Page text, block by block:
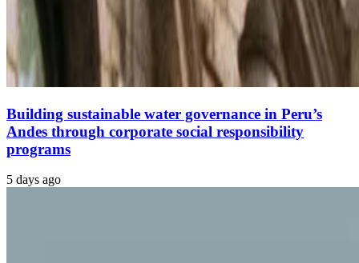
Building sustainable water governance in Peru’s
Andes through corporate social responsibility
programs
5 days ago